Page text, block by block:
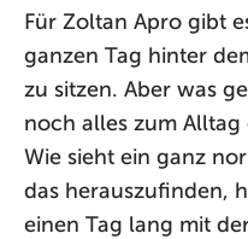
Für Zoltan Apro gibt
ganzen Tag hinter
zu sitzen. Aber was
noch alles zum Alltag
Wie sieht ein ganz
das herauszufinden,
einen Tag lang mit